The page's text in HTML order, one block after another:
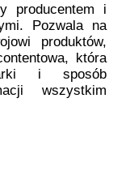
producentem i
Pozwala na
produktów,
która
i sposób
wszystkim